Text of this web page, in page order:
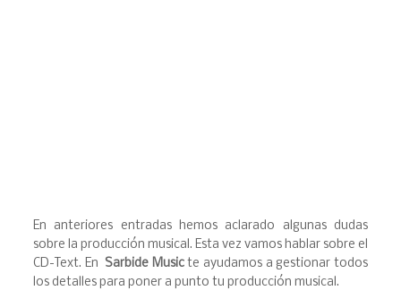
En anteriores entradas hemos aclarado algunas dudas
sobre la producción musical. Esta vez vamos hablar sobre el
CD-Text. En Sarbide Musicte ayudamos a gestionar todos
los detalles para poner a punto tu producción musical.